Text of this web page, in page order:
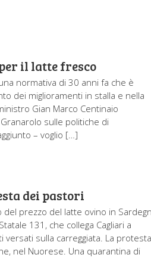
il latte fresco
normativa di 30 anni fa che è
dei miglioramenti in stalla e nella
Gian Marco Centinaio
sulle politiche di
– voglio […]
dei pastori
prezzo del latte ovino in
131, che collega Cagliari a
versati sulla carreggiata. La protesta
nel Nuorese. Una quarantina di